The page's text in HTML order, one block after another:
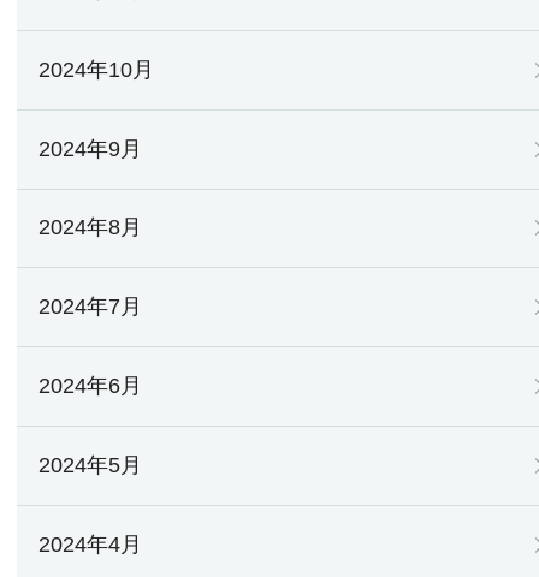
2024年10月
2024年9月
2024年8月
2024年7月
2024年6月
2024年5月
2024年4月